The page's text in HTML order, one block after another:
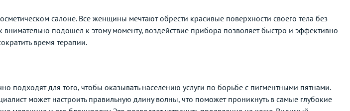
салоне. Все женщины мечтают обрести красивые поверхности своего тела без
внимательно подошел к этому моменту, воздействие прибора позволяет быстро и эффективно
время терапии.
подходят для того, чтобы оказывать населению услуги по борьбе с пигментными пятнами.
может настроить правильную длину волны, что поможет проникнуть в самые глубокие